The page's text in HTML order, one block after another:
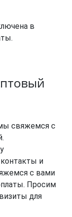
в
свяжемся с
и
с вами
Просим
для